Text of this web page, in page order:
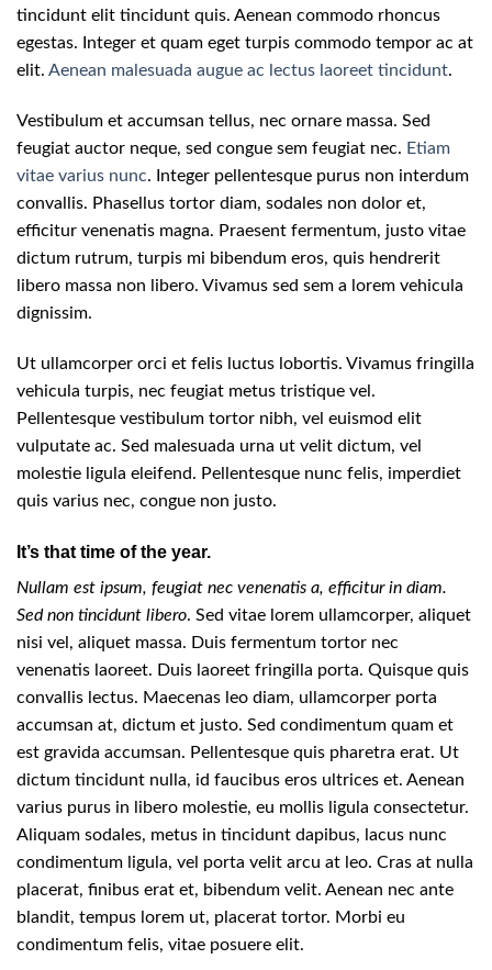
tincidunt elit tincidunt quis. Aenean commodo rhoncus
egestas. Integer et quam eget turpis commodo tempor ac at
elit. Aenean malesuada augue ac lectus laoreet tincidunt.
Vestibulum et accumsan tellus, nec ornare massa. Sed
feugiat auctor neque, sed congue sem feugiat nec. Etiam
vitae varius nunc. Integer pellentesque purus non interdum
convallis. Phasellus tortor diam, sodales non dolor et,
efficitur venenatis magna. Praesent fermentum, justo vitae
dictum rutrum, turpis mi bibendum eros, quis hendrerit
libero massa non libero. Vivamus sed sem a lorem vehicula
dignissim.
Ut ullamcorper orci et felis luctus lobortis. Vivamus fringilla
vehicula turpis, nec feugiat metus tristique vel.
Pellentesque vestibulum tortor nibh, vel euismod elit
vulputate ac. Sed malesuada urna ut velit dictum, vel
molestie ligula eleifend. Pellentesque nunc felis, imperdiet
quis varius nec, congue non justo.
It’s that time of the year.
Nullam est ipsum, feugiat nec venenatis a, efficitur in diam.
Sed non tincidunt libero. Sed vitae lorem ullamcorper, aliquet
nisi vel, aliquet massa. Duis fermentum tortor nec
venenatis laoreet. Duis laoreet fringilla porta. Quisque quis
convallis lectus. Maecenas leo diam, ullamcorper porta
accumsan at, dictum et justo. Sed condimentum quam et
est gravida accumsan. Pellentesque quis pharetra erat. Ut
dictum tincidunt nulla, id faucibus eros ultrices et. Aenean
varius purus in libero molestie, eu mollis ligula consectetur.
Aliquam sodales, metus in tincidunt dapibus, lacus nunc
condimentum ligula, vel porta velit arcu at leo. Cras at nulla
placerat, finibus erat et, bibendum velit. Aenean nec ante
blandit, tempus lorem ut, placerat tortor. Morbi eu
condimentum felis, vitae posuere elit.